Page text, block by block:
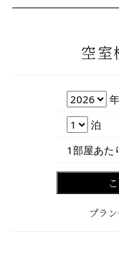
空室
年 年
泊数 泊
1部屋あた
プラ